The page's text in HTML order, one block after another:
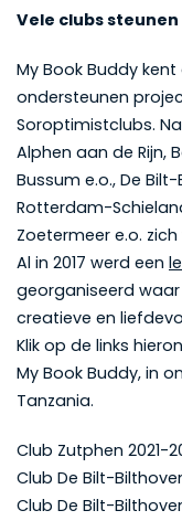
Vele clubs
My Book Buddy
ondersteunen
Soroptimistclubs.
Alphen aan de Rijn,
Bussum e.o., De
Rotterdam-
Zoetermeer e.o.
Al in 2017 werd een
georganiseerd
creatieve en
Klik op de links
My Book Buddy, in
Tanzania.
Club Zutphen 2021-
Club De Bilt-
Club De Bilt-